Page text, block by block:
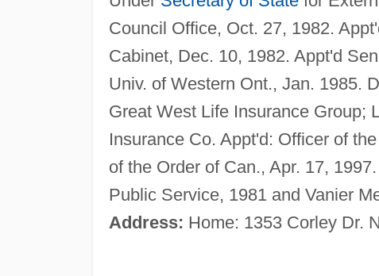
Council Office, Oct. 27, 1982.
Cabinet, Dec. 10, 1982. Appt'd
Univ. of Western Ont., Jan. 1985.
Great West Life Insurance Group;
Insurance Co. Appt'd: Officer of
of the Order of Can., Apr. 17,
Public Service, 1981 and Vanier
Address: Home: 1353 Corley Dr.